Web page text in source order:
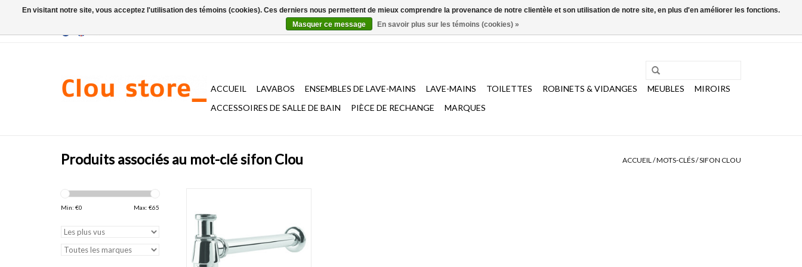
ACCUEIL LAVABOS ENSEMBLES DE LAVE-MAINS LAVE-MAINS TOILETTES ROBINETS & VIDANGES MEUBLES
MIROIRS
ACCESSOIRES DE SALLE DE BAIN
PIÈCE DE RECHANGE MARQUES
Produits associés au mot-clé sifon Clou ACCUEIL/MOTS-CLÉS/SIFON CLOU
Min: €0 Max: €65
AJOUTER AU PANIER
En visitant notre site, vous acceptez l'utilisation des témoins (cookies). Ces derniers nous permettent de mieux comprendre la provenance de notre clientèle et son utilisation de notre site, en plus d'en améliorer les fonctions.
Masquer ce message
En savoir plus sur les témoins (cookies) »